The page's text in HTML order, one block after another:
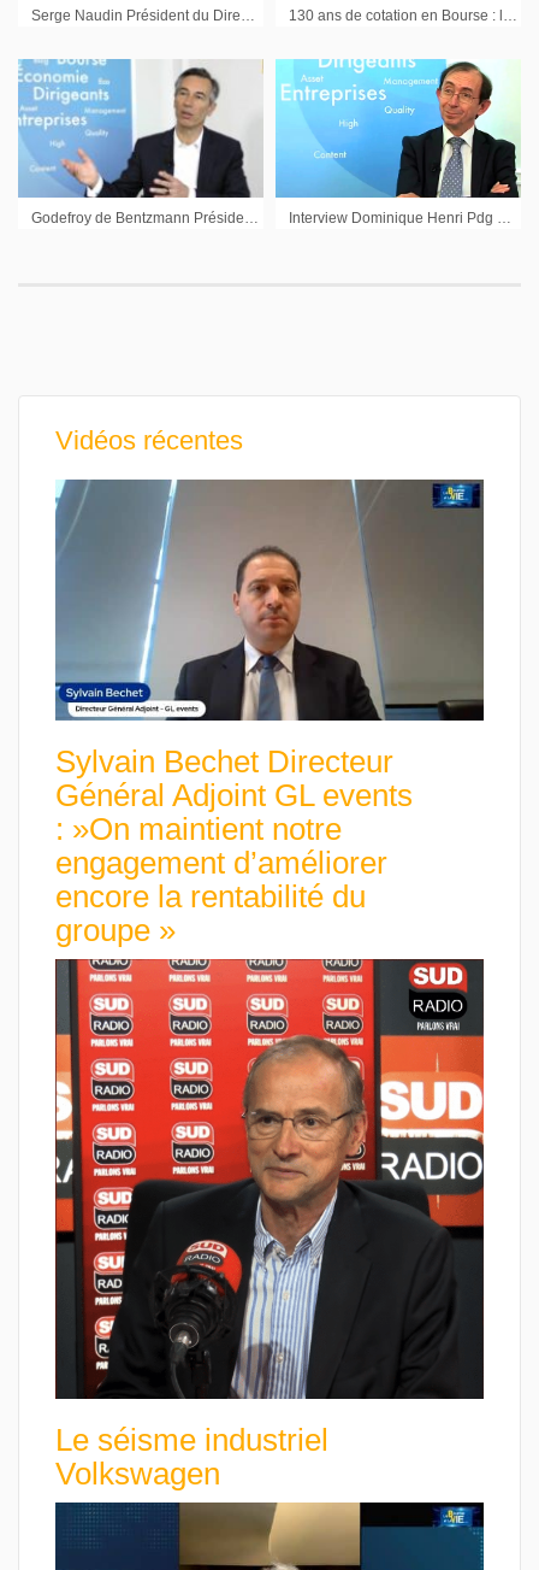
Serge Naudin Président du Directoire BMW France : « Un nouveau segment que l’on ouvre avec le X2 » 130 ans de cotation en Bourse : l’interview d’Yves Roche Pdg de Recylex
Vidéos récentes
Sylvain Bechet Directeur
Général Adjoint GL events
: »On maintient notre
engagement d’améliorer
encore la rentabilité du
groupe »
Le séisme industriel
Volkswagen